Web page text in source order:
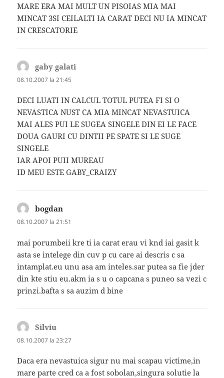
MARE ERA MAI MULT UN PISOIAS MIA MAI
MINCAT 3SI CEILALTI IA CARAT DECI NU IA MINCAT
IN CRESCATORIE
gaby galati
08.10.2007 la 21:45
DECI LUATI IN CALCUL TOTUL PUTEA FI SI O
NEVASTICA NUST CA MIA MINCAT NEVASTUICA
MAI ALES PUI LE SUGEA SINGELE DIN EI LE FACE
DOUA GAURI CU DINTII PE SPATE SI LE SUGE
SINGELE
IAR APOI PUII MUREAU
ID MEU ESTE GABY_CRAIZY
bogdan
08.10.2007 la 21:51
mai porumbeii kre ti ia carat erau vi knd iai gasit k
asta se intelege din cuv p cu care ai descris c sa
intamplat.eu unu asa am inteles.sar putea sa fie jder
din kte stiu eu.akm ia s u o capcana s puneo sa vezi c
prinzi.bafta s sa auzim d bine
Silviu
08.10.2007 la 23:27
Daca era nevastuica sigur nu mai scapau victime,in
mare parte cred ca a fost sobolan,singura solutie la